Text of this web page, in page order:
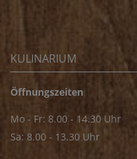
KULINARIUM
Öffnungszeiten
Mo - Fr: 8.00 - 14.30 Uhr
Sa: 8.00 - 13.30 Uhr